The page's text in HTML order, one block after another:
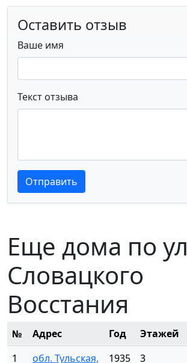
Оставить отзыв
Ваше имя
Текст отзыва
Текст отзыва
Текст отзыва
Отправить
Еще дома по ул
Словацкого
Восстания
№ Адрес Год Этажей
1
обл. Тульская, 1935 3